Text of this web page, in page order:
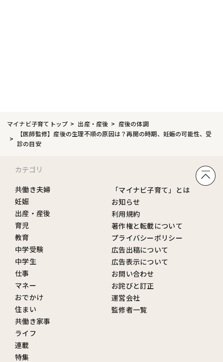
マイナビ子育てトップ 出産・産後
産後の体調
【医師監修】産後の生理不順の原因は？再開の時期、妊娠の可能性、受
診の目安
カテゴリ
共働き夫婦
妊娠
出産・産後
育児
教育
中学受験
中学生
仕事
マネー
おでかけ
住まい
共働き家事
ライフ
連載
特集
「マイナビ子育て」とは
お知らせ
利用規約
著作権と転載について
プライバシーポリシー
広告出稿について
広告表示について
お問い合わせ
お詫びと訂正
運営会社
監修者一覧